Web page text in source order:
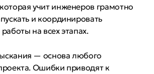
учит инженеров грамотно
и координировать
на всех этапах.
— основа любого
Ошибки приводят к